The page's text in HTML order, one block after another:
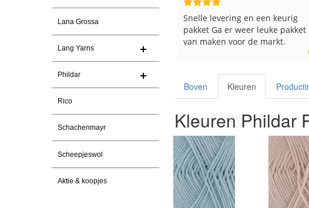
Lana Grossa
Lang Yarns
Phildar
Rico
Schachenmayr
Scheepjeswol
Aktie & koopjes
Snelle levering. En prima garen
Snelle levering en een keurig
pakket Ga er weer leuke pakket
van maken voor de markt.
Boven Kleuren
Kleuren Phildar